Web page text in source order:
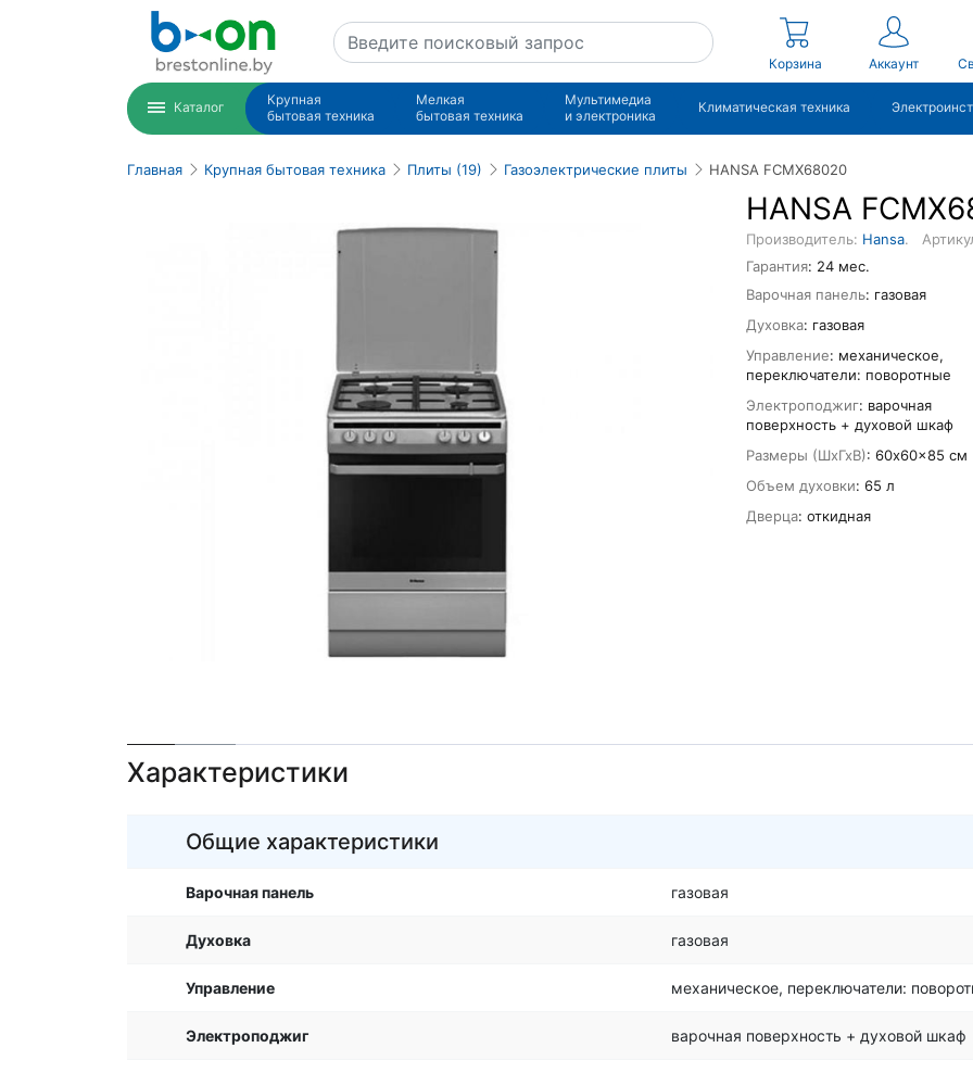
Корзина Аккаунт
Каталог
Крупная
бытовая техника
Мелкая
бытовая техника
Мультимедиа
и электроника
Климатическая техника
Главная Крупная бытовая техника Плиты (19) Газоэлектрические плиты HANSA FCMX68020
HANSA
Производитель: Hansa.
Гарантия: 24 мес.
Варочная панель: газовая
Духовка: газовая
Управление: механическое,
переключатели: поворотные
Электроподжиг: варочная
поверхность + духовой шкаф
Размеры (ШхГхВ): 60x60x85 см
Объем духовки: 65 л
Дверца: откидная
Характеристики
Общие характеристики
Варочная панель газовая
Духовка газовая
Управление механическое, переключатели:
Электроподжиг варочная поверхность + духовой шкаф